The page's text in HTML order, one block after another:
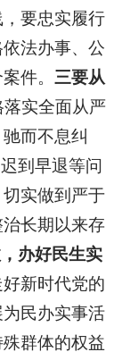
要忠实履行
法办事、公
件。三要从
落实全面从严
而不息纠
到早退等问
实做到严于
长期以来存
办好民生实
新时代党的
民办实事活
群体的权益